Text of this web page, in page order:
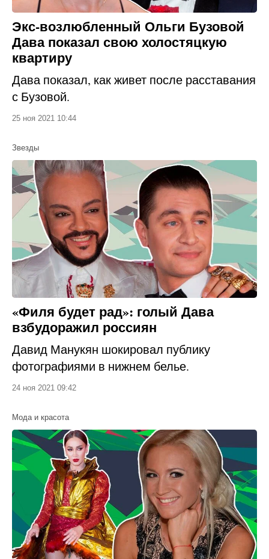
Экс-возлюбленный Ольги Бузовой
Дава показал свою холостяцкую
квартиру
Дава показал, как живет после расставания
с Бузовой.
25 ноя 2021 10:44
Звезды
«Филя будет рад»: голый Дава
взбудоражил россиян
Давид Манукян шокировал публику
фотографиями в нижнем белье.
24 ноя 2021 09:42
Мода и красота